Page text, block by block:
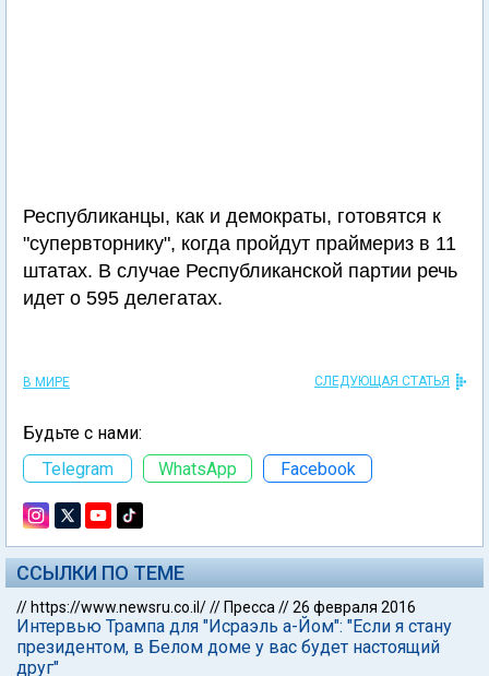
Республиканцы, как и демократы, готовятся к
"супервторнику", когда пройдут праймериз в 11
штатах. В случае Республиканской партии речь
идет о 595 делегатах.
В МИРЕ СЛЕДУЮЩАЯ СТАТЬЯ
Будьте с нами:
Telegram
WhatsApp Facebook
ССЫЛКИ ПО ТЕМЕ
// https://www.newsru.co.il/// Пресса//26 февраля 2016
Интервью Трампа для "Исраэль а-Йом": "Если я стану
президентом, в Белом доме у вас будет настоящий
друг"